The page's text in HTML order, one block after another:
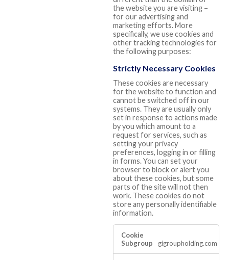
the website you are visiting –
for our advertising and
marketing efforts. More
specifically, we use cookies and
other tracking technologies for
the following purposes:
Strictly Necessary Cookies
These cookies are necessary
for the website to function and
cannot be switched off in our
systems. They are usually only
set in response to actions made
by you which amount to a
request for services, such as
setting your privacy
preferences, logging in or filling
in forms. You can set your
browser to block or alert you
about these cookies, but some
parts of the site will not then
work. These cookies do not
store any personally identifiable
information.
Strictly
Necessary
Cookies
gigroupholding.com